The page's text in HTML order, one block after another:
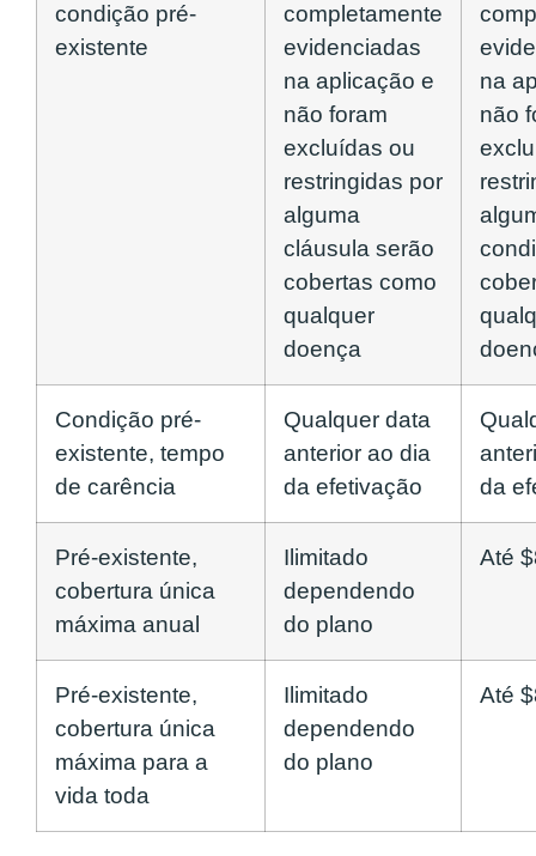
condição pré-
existente
completamente
evidenciadas
na aplicação e
não foram
excluídas ou
restringidas por
alguma
cláusula serão
cobertas como
qualquer
doença
na
não
Condição pré-
existente, tempo
de carência
Qualquer data
anterior ao dia
da efetivação
da
Pré-existente,
cobertura única
máxima anual
Ilimitado
dependendo
do plano
Até
Pré-existente,
cobertura única
máxima para a
vida toda
Ilimitado
dependendo
do plano
Até